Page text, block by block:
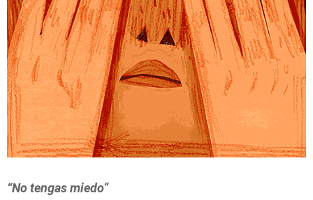
“No tengas miedo”